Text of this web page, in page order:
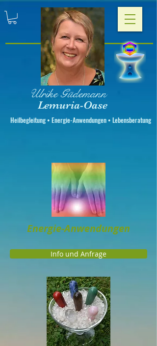
Lemuria-Oase
Ulrike Güdemann
Heilbegleitung • Energie-Anwendungen • Lebensberatung
Energie-Anwendungen
Info und Anfrage